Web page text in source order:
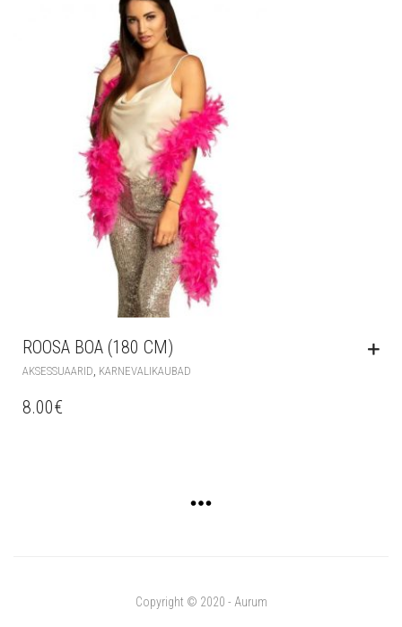
ROOSA BOA (180 CM)
AKSESSUAARID KARNEVALIKAUBAD
8.00€
Copyright © 2020 - Aurum